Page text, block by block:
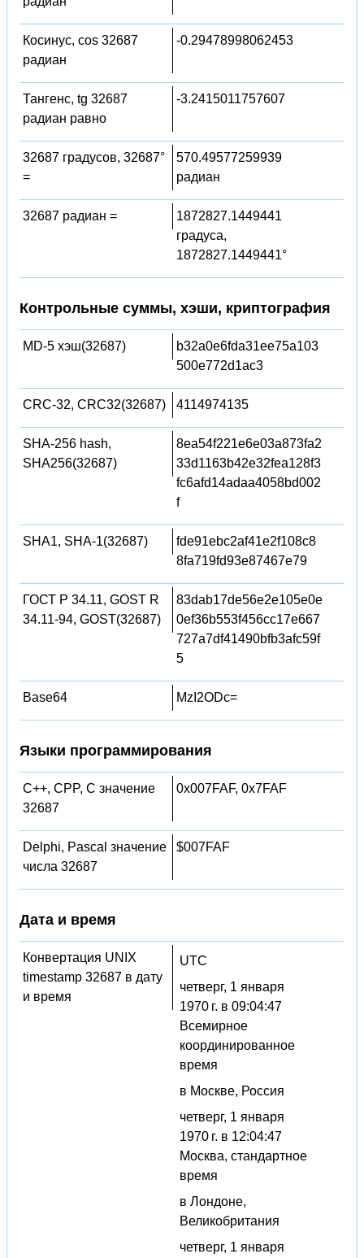
Косинус, cos 32687
радиан
-0.29478998062453
Тангенс, tg 32687
радиан равно
-3.2415011757607
32687 градусов, 32687°
=
570.49577259939
радиан
32687 радиан =
1872827.1449441
градуса,
1872827.1449441°
Контрольные суммы, хэши, криптография
MD-5 хэш(32687)
b32a0e6fda31ee75a103
500e772d1ac3
CRC-32, CRC32(32687) 4114974135
SHA-256 hash,
SHA256(32687)
8ea54f221e6e03a873fa2
33d1163b42e32fea128f3
fc6afd14adaa4058bd002
f
SHA1, SHA-1(32687)
fde91ebc2af41e2f108c8
8fa719fd93e87467e79
ГОСТ Р 34.11, GOST R
34.11-94, GOST(32687)
83dab17de56e2e105e0e
0ef36b553f456cc17e667
727a7df41490bfb3afc59f
5
Base64 MzI2ODc=
Языки программирования
C++, CPP, C значение
32687
0x007FAF, 0x7FAF
Delphi, Pascal значение
числа 32687
$007FAF
Дата и время
Конвертация UNIX
timestamp 32687 в дату
и время
UTC
четверг, 1 января
1970 г. в 09:04:47
Всемирное
координированное
время
в Москве, Россия
четверг, 1 января
1970 г. в 12:04:47
Москва, стандартное
время
в Лондоне,
Великобритания
четверг, 1 января